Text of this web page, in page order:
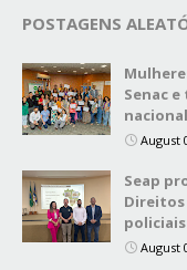
POSTAGENS
Senac
nacional
August
Seap
Direitos
August